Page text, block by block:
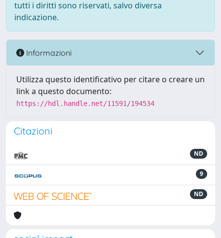
tutti i diritti sono riservati, salvo diversa
indicazione.
Informazioni
Utilizza questo identificativo per citare o creare un
link a questo documento:
https://hdl.handle.net/11591/194534
Citazioni
ND
9
ND